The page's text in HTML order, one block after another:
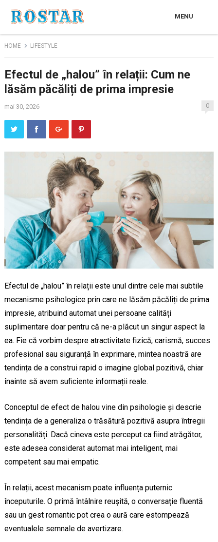
MENU
HOME LIFESTYLE
Efectul de „halou” în relații: Cum ne
lăsăm păcăliți de prima impresie
mai 30, 2026 0
Efectul de „halou” în relații este unul dintre cele mai subtile
mecanisme psihologice prin care ne lăsăm păcăliți de prima
impresie, atribuind automat unei persoane calități
suplimentare doar pentru că ne-a plăcut un singur aspect la
ea. Fie că vorbim despre atractivitate fizică, carismă, succes
profesional sau siguranță în exprimare, mintea noastră are
tendința de a construi rapid o imagine global pozitivă, chiar
înainte să avem suficiente informații reale.
Conceptul de efect de halou vine din psihologie și descrie
tendința de a generaliza o trăsătură pozitivă asupra întregii
personalități. Dacă cineva este perceput ca fiind atrăgător,
este adesea considerat automat mai inteligent, mai
competent sau mai empatic.
În relații, acest mecanism poate influența puternic
începuturile. O primă întâlnire reușită, o conversație fluentă
sau un gest romantic pot crea o aură care estompează
eventualele semnale de avertizare.